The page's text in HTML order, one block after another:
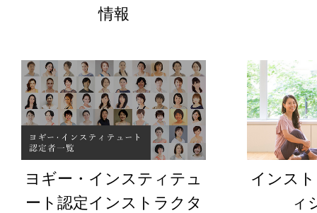
情報
ヨギー・インスティテュ
ート認定インストラクタ
インス
ィ